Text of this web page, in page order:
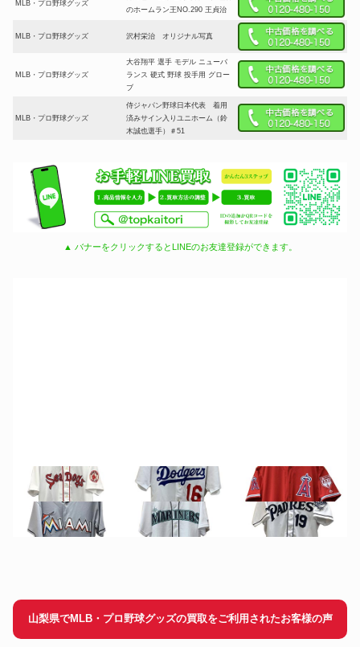
MLB・プロ野球グッズ
のホームラン王NO.290 王貞治
MLB・プロ野球グッズ 沢村栄治 オリジナル写真
MLB・プロ野球グッズ
大谷翔平 選手 モデル ニューバ
ランス 硬式 野球 投手用 グロー
ブ
MLB・プロ野球グッズ
侍ジャパン野球日本代表 着用
済みサイン入りユニホーム（鈴
木誠也選手）＃51
▲ バナーをクリックするとLINEのお友達登録ができます。
山梨県でMLB・プロ野球グッズの買取をご利用されたお客様の声